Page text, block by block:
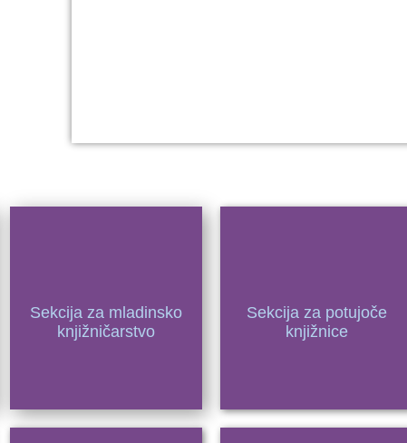
Sekcija za mladinsko
knjižničarstvo
Sekcija za potujoče
knjižnice